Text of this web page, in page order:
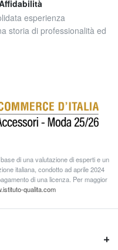
esperienza
storia di professionalità ed
di una valutazione di esperti e un
italiana, condotto ad aprile 2024
di una licenza. Per maggior
qualita.com